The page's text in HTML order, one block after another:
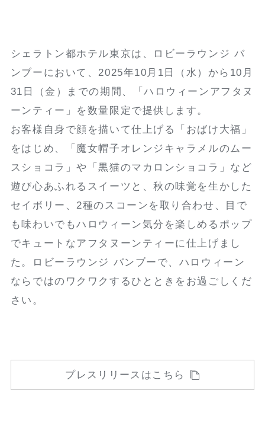
シェラトン都ホテル東京は、ロビーラウンジ バ
ンブーにおいて、2025年10月1日（水）から10月
31日（金）までの期間、「ハロウィーンアフタヌ
ーンティー」を数量限定で提供します。
お客様自身で顔を描いて仕上げる「おばけ大福」
をはじめ、「魔女帽子オレンジキャラメルのムー
スショコラ」や「黒猫のマカロンショコラ」など
遊び心あふれるスイーツと、秋の味覚を生かした
セイボリー、2種のスコーンを取り合わせ、目で
も味わいでもハロウィーン気分を楽しめるポップ
でキュートなアフタヌーンティーに仕上げまし
た。ロビーラウンジ バンブーで、ハロウィーン
ならではのワクワクするひとときをお過ごしくだ
さい。
プレスリリースはこちら